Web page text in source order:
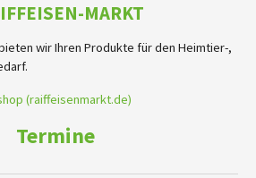
MARKT
wir Ihren Produkte für den Heimtier-,
(raiffeisenmarkt.de)
Termine